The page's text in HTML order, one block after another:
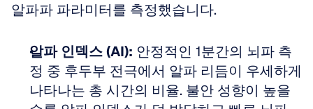
알파파 파라미터를 측정했습니다.
알파 인덱스 (AI): 안정적인 1분간의 뇌파 측
정 중 후두부 전극에서 알파 리듬이 우세하게
나타나는 총 시간의 비율. 불안 성향이 높을